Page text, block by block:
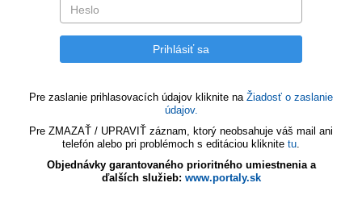
Pre zaslanie prihlasovacích údajov kliknite na Žiadosť o zaslanie
údajov.
Pre ZMAZAŤ / UPRAVIŤ záznam, ktorý neobsahuje váš mail ani
telefón alebo pri problémoch s editáciou kliknite tu.
Objednávky garantovaného prioritného umiestnenia a
ďalších služieb: www.portaly.sk